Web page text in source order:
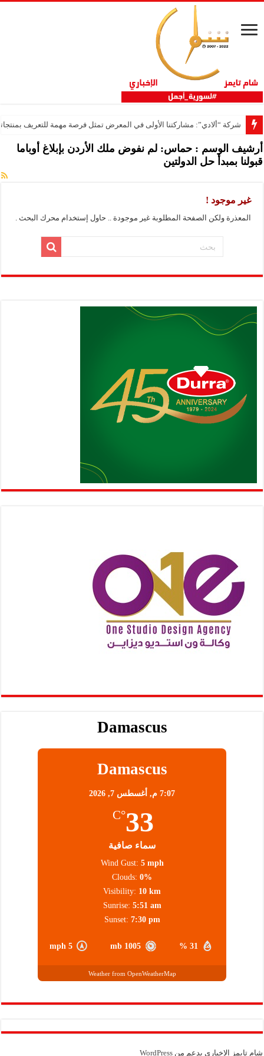
شركة “ألادي”: مشاركتنا الأولى في المعرض تمثل فرصة مهمة للتعريف
أرشيف الوسم :حماس: لم نفوض ملك الأردن بإبلاغ أوباما
قبولنا بمبدأ حل الدولتين
غير موجود !
المعذرة ولكن الصفحة المطلوبة غير موجودة .. حاول إستخدام محرك البحث .
Damascus
Damascus
7:07 م, أغسطس 7, 2026
33
°C
سماء صافية
31 %
1005 mb
5 mph
Wind Gust: 5 mph
Clouds: 0%
Visibility: 10 km
Sunrise: 5:51 am
Sunset: 7:30 pm
Weather from OpenWeatherMap
شام تايمز الإخباري بدعم منWordPress